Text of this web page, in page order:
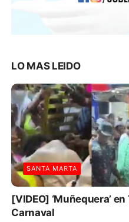
LO MAS LEIDO
SANTA MARTA
[VIDEO] ‘Muñequera’
Carnaval